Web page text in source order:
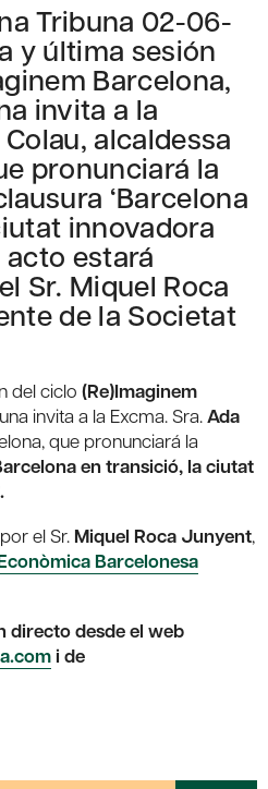
Tribuna 02-06-
y última sesión
Barcelona,
invita a la
alcaldessa
pronunciará la
‘Barcelona
innovadora
acto estará
Sr. Miquel Roca
de la Societat
del ciclo (Re)Imaginem
invita a la Excma. Sra.Ada
que pronunciará la
en transició, la ciutat
el Sr. Miquel Roca Junyent,
Barcelonesa
directo desde el web
i de